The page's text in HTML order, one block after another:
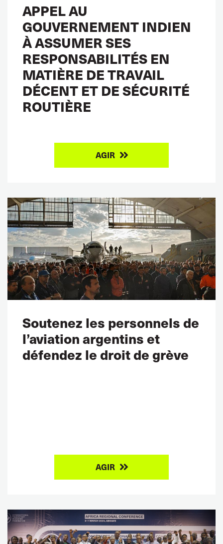
APPEL AU
GOUVERNEMENT INDIEN
À ASSUMER SES
RESPONSABILITÉS EN
MATIÈRE DE TRAVAIL
DÉCENT ET DE SÉCURITÉ
ROUTIÈRE
AGIR
Soutenez les personnels de
l’aviation argentins et
défendez le droit de grève
AGIR